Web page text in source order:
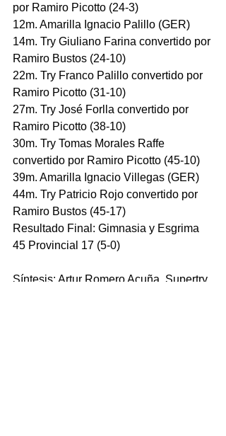
por Ramiro Picotto (24-3)
12m. Amarilla Ignacio Palillo (GER)
14m. Try Giuliano Farina convertido por
Ramiro Bustos (24-10)
22m. Try Franco Palillo convertido por
Ramiro Picotto (31-10)
27m. Try José Forlla convertido por
Ramiro Picotto (38-10)
30m. Try Tomas Morales Raffe
convertido por Ramiro Picotto (45-10)
39m. Amarilla Ignacio Villegas (GER)
44m. Try Patricio Rojo convertido por
Ramiro Bustos (45-17)
Resultado Final: Gimnasia y Esgrima
45 Provincial 17 (5-0)
Síntesis: Artur Romero Acuña. Supertry.